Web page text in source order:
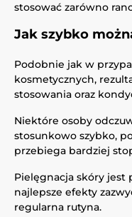
stosować zarówno
Jak szybko
Podobnie jak w
kosmetycznych,
stosowania oraz
Niektóre osoby
stosunkowo szybko,
przebiega bardziej
Pielęgnacja skóry jest
najlepsze efekty
regularna rutyna.